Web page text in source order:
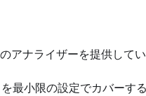
アナライザーを提供してい
最小限の設定でカバー